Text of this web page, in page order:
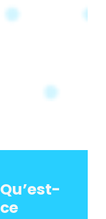
Qu’est-
ce